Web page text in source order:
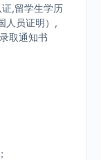
,留学生学历
人员证明）,
取通知书